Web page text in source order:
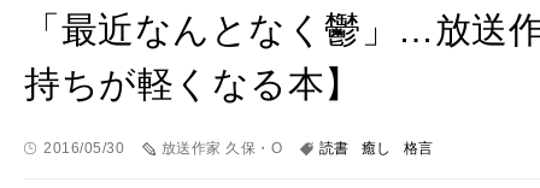
「最近なんとなく鬱」…放送
持ちが軽くなる本】
2016/05/30 放送作家 久保・O 読書 癒し 格言